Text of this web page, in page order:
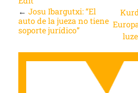
← Josu Ibargutxi: “El
auto de la jueza no tiene
soporte jurídico”